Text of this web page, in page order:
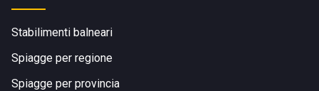
Stabilimenti balneari
Spiagge per regione
Spiagge per provincia